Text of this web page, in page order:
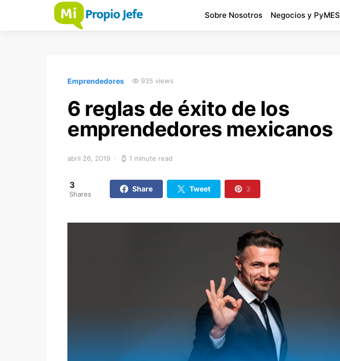
Sobre Nosotros Negocios y PyMES
Emprendedores 935 views
6 reglas de éxito de los
emprendedores mexicanos
abril 26, 2019 1 minute read
3
Shares
Share Tweet 3